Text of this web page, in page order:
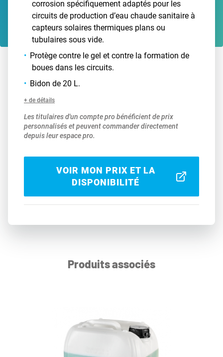
corrosion spécifiquement adaptés pour les
circuits de production d’eau chaude sanitaire à
capteurs solaires thermiques plans ou
tubulaires sous vide.
Protège contre le gel et contre la formation de
boues dans les circuits.
Bidon de 20 L.
+ de détails
Les titulaires d'un compte pro bénéficient de prix
personnalisés et peuvent commander directement
depuis leur espace pro.
VOIR MON PRIX ET LA
DISPONIBILITÉ
Produits associés